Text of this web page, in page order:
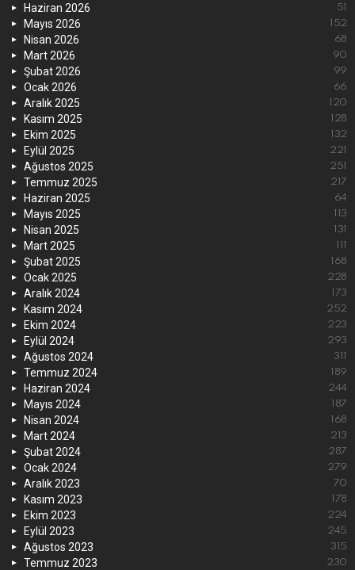
Haziran 2026 51
Mayıs 2026 152
Nisan 2026 68
Mart 2026 90
Şubat 2026 99
Ocak 2026 66
Aralık 2025 120
Kasım 2025 128
Ekim 2025 132
Eylül 2025 221
Ağustos 2025 251
Temmuz 2025 217
Haziran 2025 64
Mayıs 2025 113
Nisan 2025 131
Mart 2025 111
Şubat 2025 168
Ocak 2025 228
Aralık 2024 173
Kasım 2024 252
Ekim 2024 223
Eylül 2024 293
Ağustos 2024 311
Temmuz 2024 189
Haziran 2024 244
Mayıs 2024 187
Nisan 2024 168
Mart 2024 213
Şubat 2024 287
Ocak 2024 279
Aralık 2023 70
Kasım 2023 178
Ekim 2023 224
Eylül 2023 245
Ağustos 2023 315
Temmuz 2023 230